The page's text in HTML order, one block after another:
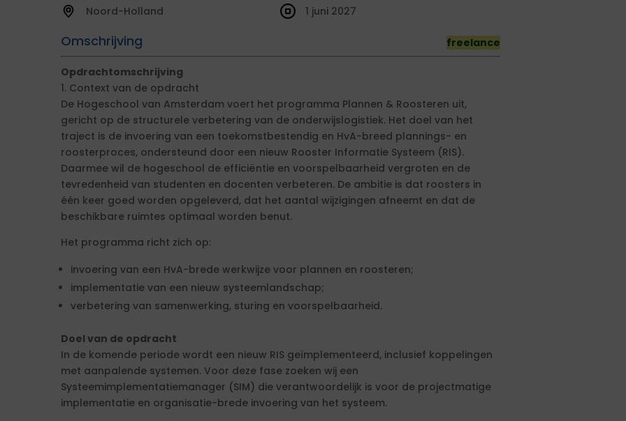
Noord-Holland
Omschrijving freelance
1 juni 2027
Opdrachtomschrijving
1. Context van de opdracht
De Hogeschool van Amsterdam voert het programma Plannen & Roosteren uit,
gericht op de structurele verbetering van de onderwijslogistiek. Het doel van het
traject is de invoering van een toekomstbestendig en HvA-breed plannings- en
roosterproces, ondersteund door een nieuw Rooster Informatie Systeem (RIS).
Daarmee wil de hogeschool de efficiëntie en voorspelbaarheid vergroten en de
tevredenheid van studenten en docenten verbeteren. De ambitie is dat roosters in
één keer goed worden opgeleverd, dat het aantal wijzigingen afneemt en dat de
beschikbare ruimtes optimaal worden benut.
Het programma richt zich op:
invoering van een HvA-brede werkwijze voor plannen en roosteren;
implementatie van een nieuw systeemlandschap;
verbetering van samenwerking, sturing en voorspelbaarheid.
Doel van de opdracht
In de komende periode wordt een nieuw RIS geïmplementeerd, inclusief koppelingen
met aanpalende systemen. Voor deze fase zoeken wij een
Systeemimplementatiemanager (SIM) die verantwoordelijk is voor de projectmatige
implementatie en organisatie-brede invoering van het systeem.